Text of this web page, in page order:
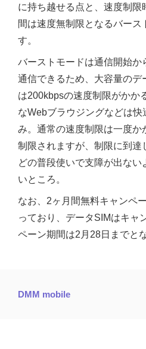
に持ち越せる点と、速度制
間は速度無制限となるバース
す。
バーストモードは通信開始か
通信できるため、大容量のデ
は200kbpsの速度制限がかか
なWebブラウジングなどは快
み。通常の速度制限は一度か
制限されますが、制限に到達
どの普段使いで支障が出ない
いところ。
なお、2ヶ月間無料キャンペ
っており、データSIMはキャ
ペーン期間は2月28日までと
DMM mobile